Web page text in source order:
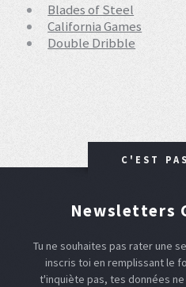
Blades of Steel
California Games
Double Dribble
C'EST
Newsletters
Tu ne souhaites pas rater une
inscris toi en remplissant le
t'inquiète pas, tes données